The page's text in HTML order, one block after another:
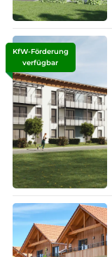
KfW-Förderung
verfügbar